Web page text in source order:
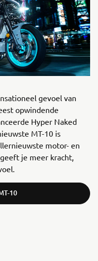
gevoel van
opwindende
Hyper Naked
MT-10 is
motor- en
je meer kracht,
10